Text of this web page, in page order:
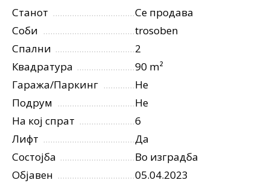
Станот
Се продава
Соби
trosoben
Спални
2
Квадратура
90 m²
Гаража/Паркинг
Не
Подрум
Не
На кој спрат
6
Лифт
Да
Состојба
Во изградба
Објавен
05.04.2023